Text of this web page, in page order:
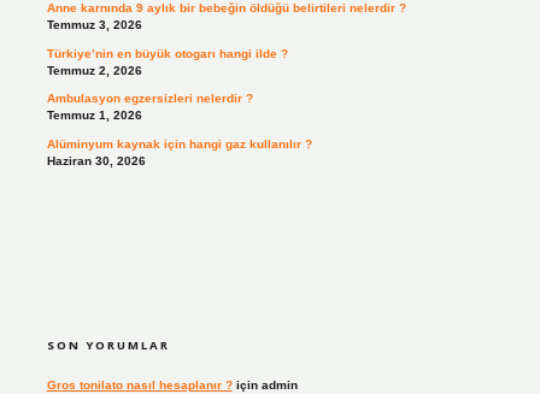
Anne karnında 9 aylık bir bebeğin öldüğü belirtileri nelerdir ?
Temmuz 3, 2026
Türkiye’nin en büyük otogarı hangi ilde ?
Temmuz 2, 2026
Ambulasyon egzersizleri nelerdir ?
Temmuz 1, 2026
Alüminyum kaynak için hangi gaz kullanılır ?
Haziran 30, 2026
SON YORUMLAR
Gros tonilato nasıl hesaplanır ?için admin